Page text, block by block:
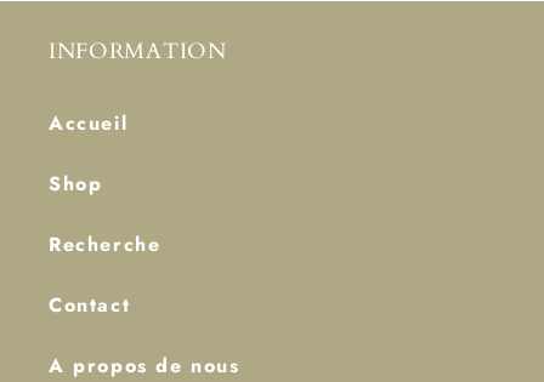
INFORMATION
Accueil
Shop
Recherche
Contact
A propos de nous